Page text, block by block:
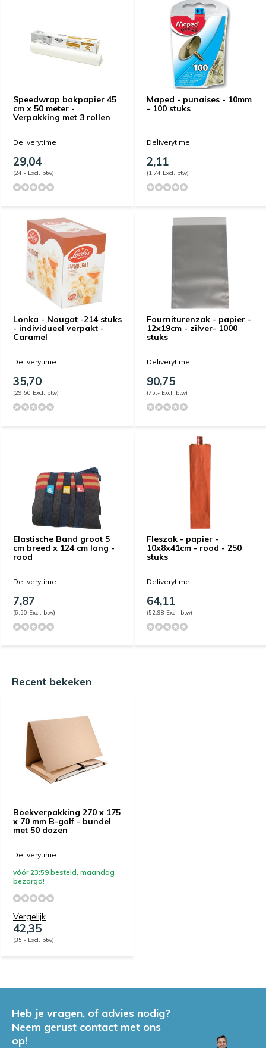
Speedwrap bakpapier 45
cm x 50 meter -
Verpakking met 3 rollen
Deliverytime
29,04
(24,- Excl. btw)
Maped - punaises - 10mm
- 100 stuks
Deliverytime
2,11
(1,74 Excl. btw)
Lonka - Nougat -214 stuks
- individueel verpakt -
Caramel
Deliverytime
35,70
(29,50 Excl. btw)
Fourniturenzak - papier -
12x19cm - zilver- 1000
stuks
Deliverytime
90,75
(75,- Excl. btw)
Elastische Band groot 5
cm breed x 124 cm lang -
rood
Deliverytime
7,87
(6,50 Excl. btw)
Fleszak - papier -
10x8x41cm - rood - 250
stuks
Deliverytime
64,11
(52,98 Excl. btw)
Recent bekeken
Boekverpakking 270 x 175
x 70 mm B-golf - bundel
met 50 dozen
Deliverytime
vóór 23:59 besteld, maandag
bezorgd!
Vergelijk
42,35
(35,- Excl. btw)
Heb je vragen, of advies nodig?
Neem gerust contact met ons
op!